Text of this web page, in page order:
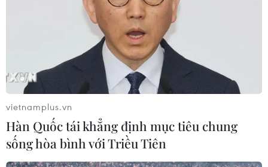
Theo phó giáo sư tiến sỹ Trương Mạnh Tiến, Chủ tịch
Câu lạc bộ Hồ Hà Nội, hiện nay, phần lớn hồ nước trên
địa bàn thành phố đang bị ô nhiễm rất nghiêm trọng,
trong đó có những hồ dường như đã "chết."
vietnamplus.vn
Hàn Quốc tái khẳng định mục tiêu chung
sống hòa bình với Triều Tiên